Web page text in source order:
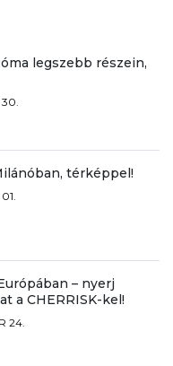
legszebb részein,
30.
térképpel!
– nyerj
a CHERRISK-kel!
24.